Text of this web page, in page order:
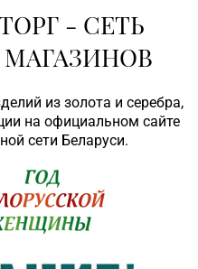
- СЕТЬ
из золота и серебра,
на официальном сайте
сети Беларуси.